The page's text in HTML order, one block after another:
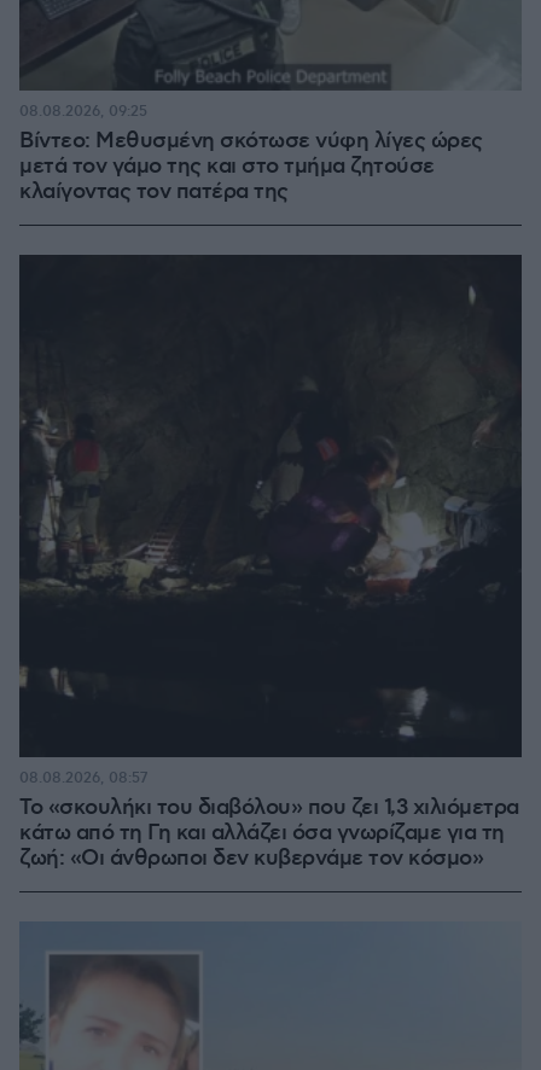
Βίντεο: Μεθυσμένη σκότωσε νύφη λίγες ώρες
μετά τον γάμο της και στο τμήμα ζητούσε
κλαίγοντας τον πατέρα της
08.08.2026, 09:25
Το «σκουλήκι του διαβόλου» που ζει 1,3 χιλιόμετρα
κάτω από τη Γη και αλλάζει όσα γνωρίζαμε για τη
ζωή: «Οι άνθρωποι δεν κυβερνάμε τον κόσμο»
08.08.2026, 08:57